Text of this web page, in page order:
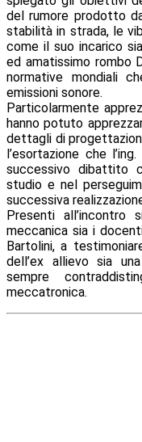
del rumore prodotto
stabilità in strada, le
come il suo incarico
ed amatissimo rombo
normative mondiali
emissioni sonore.
Particolarmente
hanno potuto
dettagli di
l’esortazione che
successivo dibattito
studio e nel
successiva
Presenti
meccanica sia i
Bartolini, a
dell’ex allievo sia
sempre
meccatronica.